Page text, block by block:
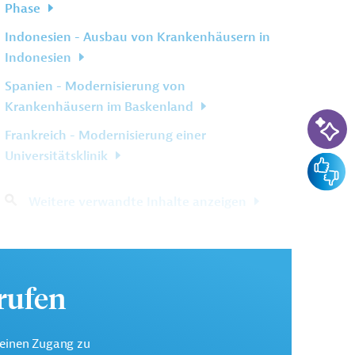
Phase
Indonesien - Ausbau von Krankenhäusern in
Indonesien
Spanien - Modernisierung von
Krankenhäusern im Baskenland
Frankreich - Modernisierung einer
Universitätsklinik
Zugang zu
KI-